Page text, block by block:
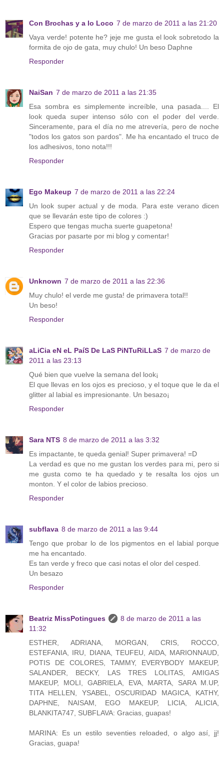
Con Brochas y a lo Loco 7 de marzo de 2011 a las 21:20
Vaya verde! potente he? jeje me gusta el look sobretodo la
formita de ojo de gata, muy chulo! Un beso Daphne
Responder
NaiSan 7 de marzo de 2011 a las 21:35
Esa sombra es simplemente increíble, una pasada.... El
look queda super intenso sólo con el poder del verde.
Sinceramente, para el día no me atrevería, pero de noche
"todos los gatos son pardos". Me ha encantado el truco de
los adhesivos, tono nota!!!
Responder
Ego Makeup 7 de marzo de 2011 a las 22:24
Un look super actual y de moda. Para este verano dicen
que se llevarán este tipo de colores :)
Espero que tengas mucha suerte guapetona!
Gracias por pasarte por mi blog y comentar!
Responder
Unknown 7 de marzo de 2011 a las 22:36
Muy chulo! el verde me gusta! de primavera total!!
Un beso!
Responder
aLiCia eN eL PaíS De LaS PiNTuRiLLaS 7 de marzo de
2011 a las 23:13
Qué bien que vuelve la semana del look¡
El que llevas en los ojos es precioso, y el toque que le da el
glitter al labial es impresionante. Un besazo¡
Responder
Sara NTS 8 de marzo de 2011 a las 3:32
Es impactante, te queda genial! Super primavera! =D
La verdad es que no me gustan los verdes para mi, pero si
me gusta como te ha quedado y te resalta los ojos un
monton. Y el color de labios precioso.
Responder
subflava 8 de marzo de 2011 a las 9:44
Tengo que probar lo de los pigmentos en el labial porque
me ha encantado.
Es tan verde y freco que casi notas el olor del cesped.
Un besazo
Responder
Beatriz MissPotingues
8 de marzo de 2011 a las
11:32
ESTHER, ADRIANA, MORGAN, CRIS, ROCCO,
ESTEFANIA, IRU, DIANA, TEUFEU, AIDA, MARIONNAUD,
POTIS DE COLORES, TAMMY, EVERYBODY MAKEUP,
SALANDER, BECKY, LAS TRES LOLITAS, AMIGAS
MAKEUP, MOLI, GABRIELA, EVA, MARTA, SARA M.UP,
TITA HELLEN, YSABEL, OSCURIDAD MAGICA, KATHY,
DAPHNE, NAISAM, EGO MAKEUP, LICIA, ALICIA,
BLANKITA747, SUBFLAVA: Gracias, guapas!
MARINA: Es un estilo seventies reloaded, o algo así, jj!
Gracias, guapa!